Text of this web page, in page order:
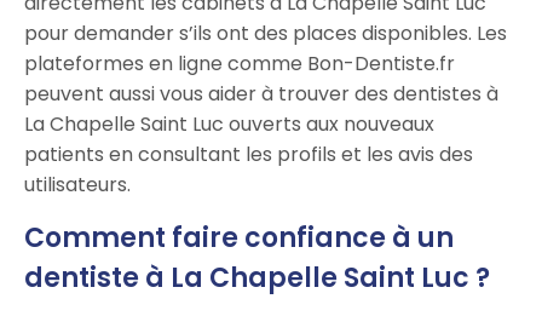
pour demander s’ils ont des places disponibles. Les
plateformes en ligne comme Bon-Dentiste.fr
peuvent aussi vous aider à trouver des dentistes à
La Chapelle Saint Luc ouverts aux nouveaux
patients en consultant les profils et les avis des
utilisateurs.
Comment faire confiance à un
dentiste à La Chapelle Saint Luc ?